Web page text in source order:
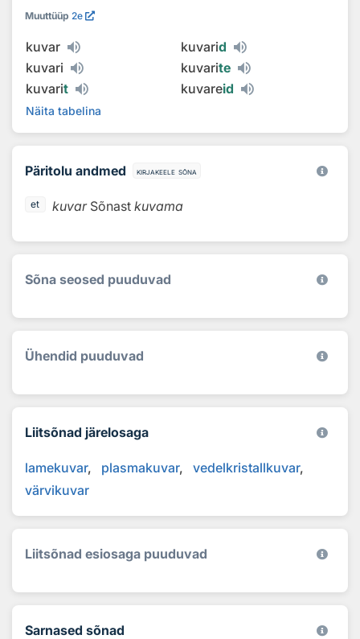
Muuttüüp 2e
kuvar kuvarid
kuvari
kuvarite
kuvarit kuvareid
Näita tabelina
Päritolu andmed kirjakeele sõna
et kuvar Sõnast kuvama
Sõna seosed puuduvad
Ühendid puuduvad
Liitsõnad järelosaga
lamekuvar plasmakuvar
vedelkristallkuvar
värvikuvar
Liitsõnad esiosaga puuduvad
Sarnased sõnad